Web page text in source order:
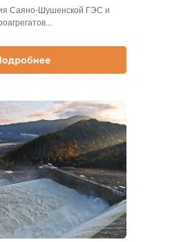
Саяно-Шушенской ГЭС и